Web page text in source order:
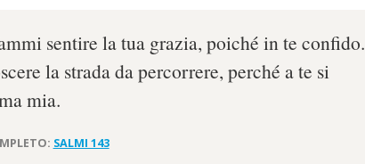
sentire la tua grazia, poiché in te confido.
la strada da percorrere, perché a te si
mia.
SALMI 143